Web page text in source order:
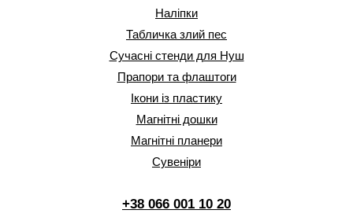
Наліпки
Табличка злий пес
Сучасні стенди для Нуш
Прапори та флаштоги
Ікони із пластику
Магнітні дошки
Магнітні планери
Сувеніри
+38 066 001 10 20